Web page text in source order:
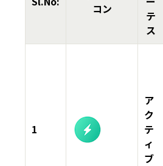
コン
テ
ス
1
ア
ク
テ
ィ
ブ